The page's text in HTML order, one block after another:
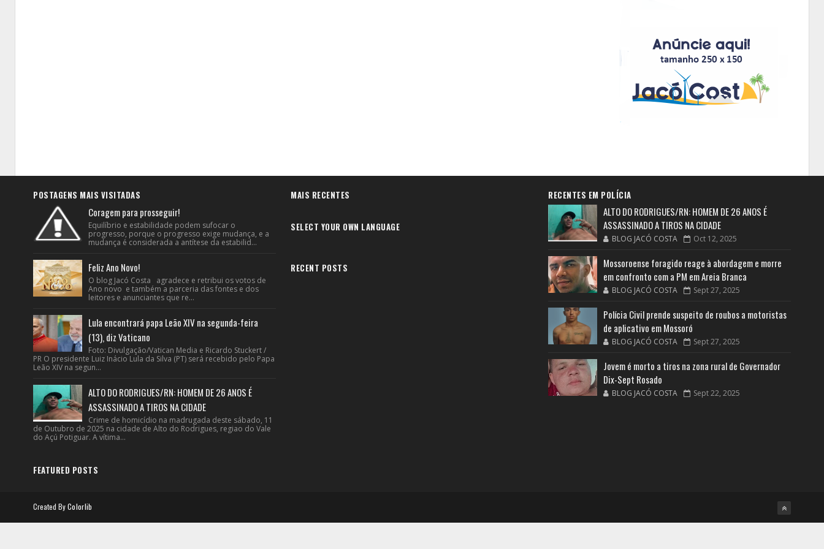
POSTAGENS MAIS VISITADAS
Coragem para prosseguir!
Equilíbrio e estabilidade podem sufocar o
progresso, porque o progresso exige mudança, e a
mudança é considerada a antítese da estabilid...
Feliz Ano Novo!
O blog Jacó Costa agradece e retribui os votos de
Ano novo e também a parceria das fontes e dos
leitores e anunciantes que re...
Lula encontrará papa Leão XIV na segunda-feira
(13), diz Vaticano
Foto: Divulgação/Vatican Media e Ricardo Stuckert /
PR O presidente Luiz Inácio Lula da Silva (PT) será recebido pelo Papa
Leão XIV na segun...
ALTO DO RODRIGUES/RN: HOMEM DE 26 ANOS É
ASSASSINADO A TIROS NA CIDADE
Crime de homicídio na madrugada deste sábado, 11
de Outubro de 2025 na cidade de Alto do Rodrigues, regiao do Vale
do Açú Potiguar. A vítima...
FEATURED POSTS
MAIS RECENTES
SELECT YOUR OWN LANGUAGE
RECENT POSTS
RECENTES EM POLÍCIA
ALTO DO RODRIGUES/RN: HOMEM DE 26 ANOS É
ASSASSINADO A TIROS NA CIDADE
BLOG JACÓ COSTA Oct 12, 2025
Mossoroense foragido reage à abordagem e morre
em confronto com a PM em Areia Branca
BLOG JACÓ COSTA Sept 27, 2025
Polícia Civil prende suspeito de roubos a motoristas
de aplicativo em Mossoró
BLOG JACÓ COSTA Sept 27, 2025
Jovem é morto a tiros na zona rural de Governador
Dix-Sept Rosado
BLOG JACÓ COSTA Sept 22, 2025
Created ByColorlib